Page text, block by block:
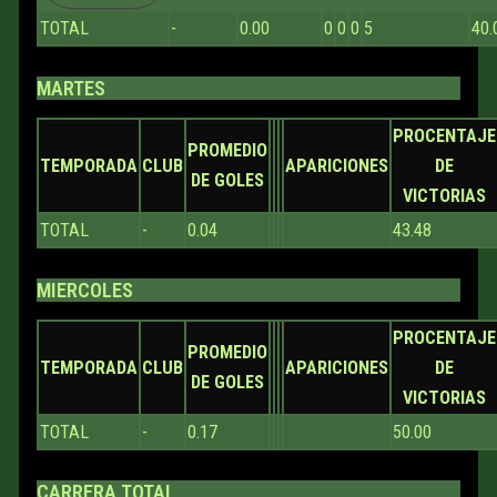
TOTAL - 0.00 0 0 0 5
MARTES
TEMPORADA CLUB
PROMEDIO
DE GOLES
APARICIONES
PROCENTAJE
DE
VICTORIAS
TOTAL
- 0.04 43.48
MIERCOLES
TEMPORADA CLUB
PROMEDIO
DE GOLES
APARICIONES
PROCENTAJE
DE
VICTORIAS
TOTAL
- 0.17 50.00
CARRERA TOTAL